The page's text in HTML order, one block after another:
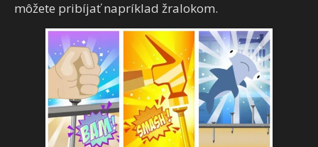
môžete pribíjať napríklad žralokom.